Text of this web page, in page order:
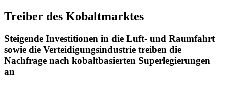
Treiber des Kobaltmarktes
Steigende Investitionen in die Luft- und Raumfahrt
sowie die Verteidigungsindustrie treiben die
Nachfrage nach kobaltbasierten Superlegierungen
an